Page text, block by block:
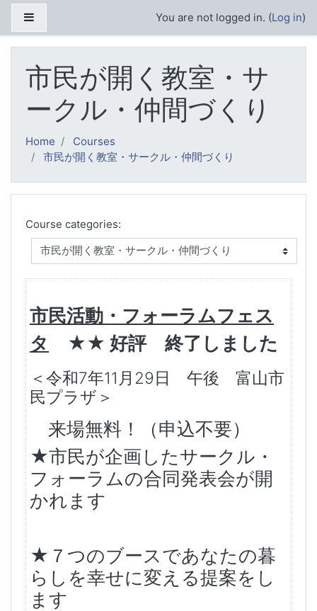
Skip to main content
You are not logged in. (Log in)
市民が開く教室・サ
ークル・仲間づくり
Home
Courses
市民が開く教室・サークル・仲間づくり
Course categories:
市民活動・フォーラムフェス
タ
★★ 好評 終了しました
＜令和7年11月29日 午後 富山市
民プラザ＞
来場無料！（申込不要）
★市民が企画したサークル・
フォーラムの合同発表会が開
かれます
★７つのブースであなたの暮
らしを幸せに変える提案をし
ます